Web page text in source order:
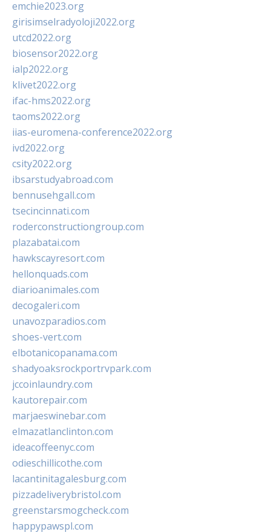
emchie2023.org
girisimselradyoloji2022.org
utcd2022.org
biosensor2022.org
ialp2022.org
klivet2022.org
ifac-hms2022.org
taoms2022.org
iias-euromena-conference2022.org
ivd2022.org
csity2022.org
ibsarstudyabroad.com
bennusehgall.com
tsecincinnati.com
roderconstructiongroup.com
plazabatai.com
hawkscayresort.com
hellonquads.com
diarioanimales.com
decogaleri.com
unavozparadios.com
shoes-vert.com
elbotanicopanama.com
shadyoaksrockportrvpark.com
jccoinlaundry.com
kautorepair.com
marjaeswinebar.com
elmazatlanclinton.com
ideacoffeenyc.com
odieschillicothe.com
lacantinitagalesburg.com
pizzadeliverybristol.com
greenstarsmogcheck.com
happypawspl.com